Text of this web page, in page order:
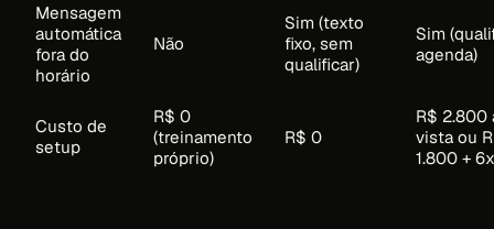
Mensagem
automática
fora do
horário
Não
Sim (texto
fixo, sem
qualificar)
Sim
agenda)
Custo de
setup
R$ 0
(treinamento
próprio)
R$ 0
R$ 2.800
vista ou
1.800 + 6x